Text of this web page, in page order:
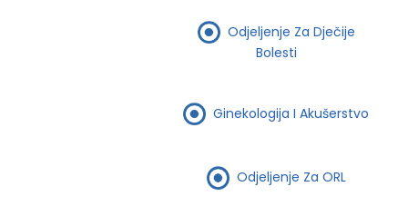
Odjeljenje Za Dječije
Bolesti
Ginekologija I Akušerstvo
Odjeljenje Za ORL